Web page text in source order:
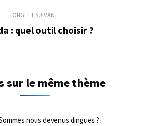
ONGLET SUIVANT
Onglet
: quel outil choisir ?
sur le même thème
nous devenus dingues ?